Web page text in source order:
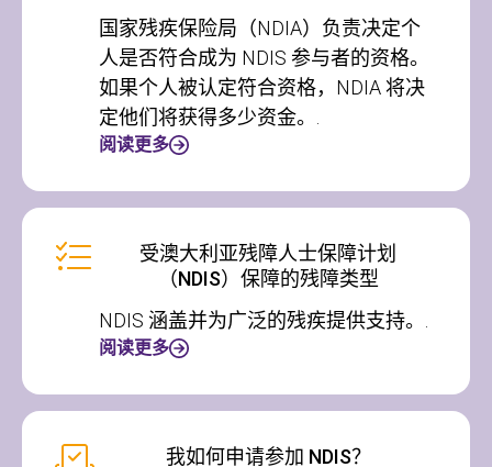
国家残疾保险局（NDIA）负责决定个
人是否符合成为 NDIS 参与者的资格。
如果个人被认定符合资格，NDIA 将决
定他们将获得多少资金。.
阅读更多
受澳大利亚残障人士保障计划
（NDIS）保障的残障类型
NDIS 涵盖并为广泛的残疾提供支持。.
阅读更多
我如何申请参加 NDIS？